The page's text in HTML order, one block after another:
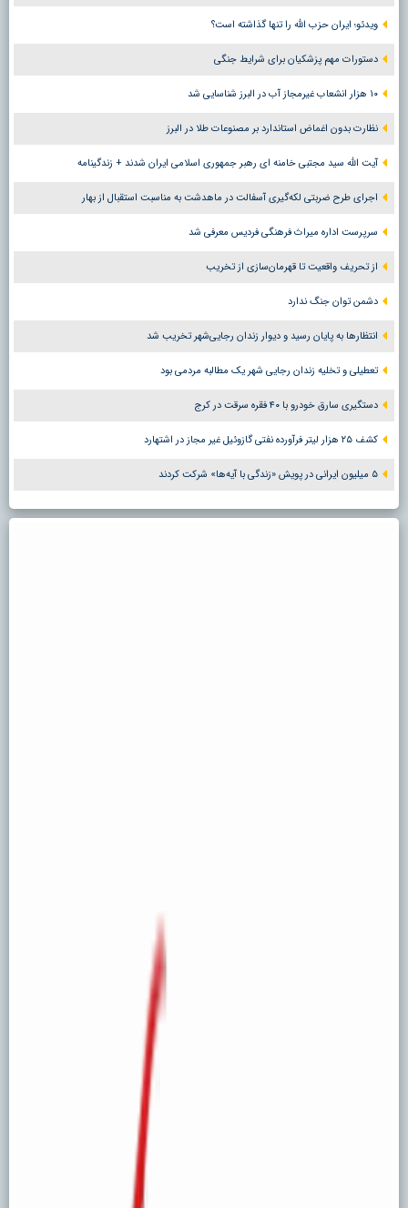
ویدئو؛ ایران حزب الله را تنها گذاشته است؟
دستورات مهم پزشکیان برای شرایط جنگی
۱۰ هزار انشعاب غیرمجاز آب در البرز شناسایی شد
نظارت بدون اغماض استاندارد بر مصنوعات طلا در البرز
آیت الله سید مجتبی خامنه ای رهبر جمهوری اسلامی ایران شدند + زندگینامه
اجرای طرح ضربتی لکه‌گیری آسفالت در ماهدشت به مناسبت استقبال از بهار
سرپرست اداره میراث فرهنگی فردیس معرفی شد
از تحریف واقعیت تا قهرمان‌سازی از تخریب
دشمن توان جنگ ندارد
انتظارها به پایان رسید و دیوار زندان رجایی‌شهر تخریب شد
تعطیلی و تخلیه زندان رجایی شهر یک مطالبه مردمی بود
دستگیری سارق خودرو با ۴۰ فقره سرقت در کرج
کشف ۲۵ هزار لیتر فرآورده نفتی گازوئیل غیر مجاز در اشتهارد
۵ میلیون ایرانی در پویش «زندگی با آیه‌ها» شرکت کردند